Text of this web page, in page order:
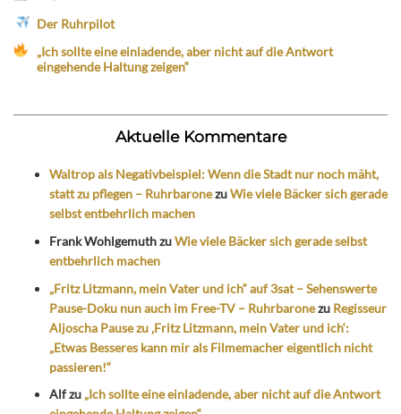
Der Ruhrpilot
„Ich sollte eine einladende, aber nicht auf die Antwort
eingehende Haltung zeigen“
Aktuelle Kommentare
Waltrop als Negativbeispiel: Wenn die Stadt nur noch mäht,
statt zu pflegen – RuhrbaronezuWie viele Bäcker sich gerade
selbst entbehrlich machen
Frank WohlgemuthzuWie viele Bäcker sich gerade selbst
entbehrlich machen
„Fritz Litzmann, mein Vater und ich“ auf 3sat – Sehenswerte
Pause-Doku nun auch im Free-TV – Ruhrbaronezu Regisseur
Aljoscha Pause zu ‚Fritz Litzmann, mein Vater und ich‘:
„Etwas Besseres kann mir als Filmemacher eigentlich nicht
passieren!“
Alfzu „Ich sollte eine einladende, aber nicht auf die Antwort